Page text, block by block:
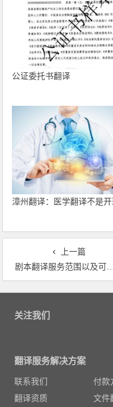
公证委托书翻译
漳州翻译：医学翻译不是
上一篇
剧本翻译服务范围以及可翻译语种有哪些
文章导航
关注我们
翻译服务解决方案
联系我们 付款
翻译资质
文件